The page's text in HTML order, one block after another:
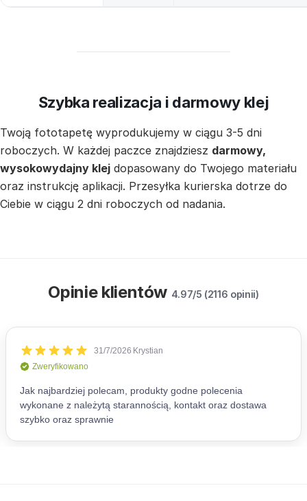
Szybka realizacja i darmowy klej
Twoją fototapetę wyprodukujemy w ciągu 3-5 dni
roboczych. W każdej paczce znajdziesz darmowy,
wysokowydajny klej dopasowany do Twojego materiału
oraz instrukcję aplikacji. Przesyłka kurierska dotrze do
Ciebie w ciągu 2 dni roboczych od nadania.
Opinie klientów 4.97/5 (2116 opinii)